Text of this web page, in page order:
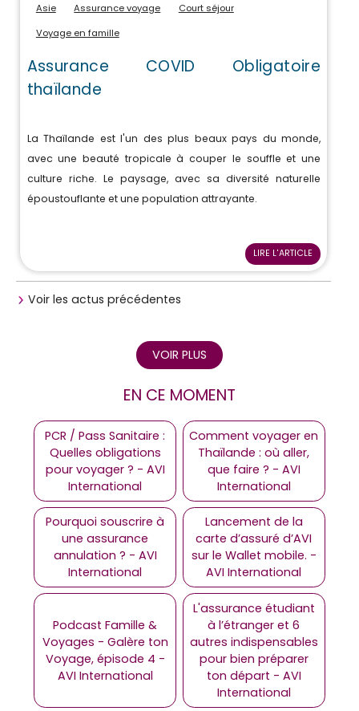
Asie Assurance voyage
Court séjour
Voyage en famille
Assurance COVID Obligatoire
thaïlande
La Thaïlande est l'un des plus beaux pays du monde,
avec une beauté tropicale à couper le souffle et une
culture riche. Le paysage, avec sa diversité naturelle
époustouflante et une population attrayante.
LIRE L'ARTICLE
Voir les actus précédentes
VOIR PLUS
EN CE MOMENT
PCR / Pass Sanitaire :
Quelles obligations
pour voyager ? - AVI
International
Comment voyager en
Thaïlande : où aller,
que faire ? - AVI
International
Pourquoi souscrire à
une assurance
annulation ? - AVI
International
Lancement de la
carte d’assuré d’AVI
sur le Wallet mobile. -
AVI International
Podcast Famille &
Voyages - Galère ton
Voyage, épisode 4 -
AVI International
L'assurance étudiant
à l’étranger et 6
autres indispensables
pour bien préparer
ton départ - AVI
International